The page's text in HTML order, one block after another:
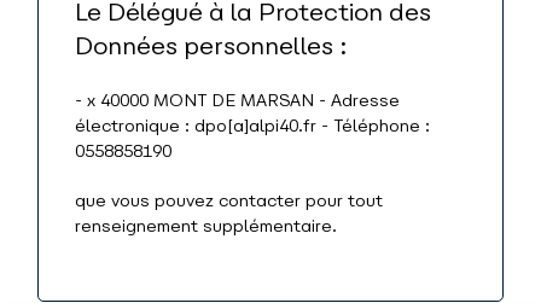
Le Délégué à la Protection des
Données personnelles :
- x 40000 MONT DE MARSAN - Adresse
électronique : dpo[a]alpi40.fr - Téléphone :
0558858190
que vous pouvez contacter pour tout
renseignement supplémentaire.